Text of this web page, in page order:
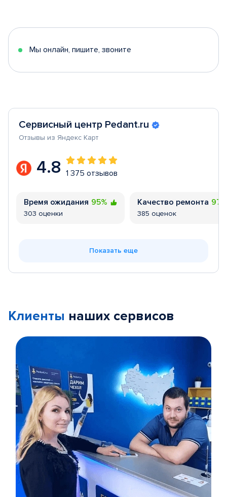
5
Мы онлайн, пишите, звоните
Сервисный центр Pedant.ru
Отзывы из Яндекс Карт
4.8 1 375 отзывов
Время ожидания 95%
303 оценки
Качество ремонта
385 оценок
Показать еще
Клиенты наших сервисов